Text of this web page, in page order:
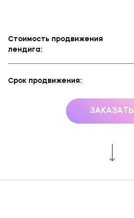
Техническая поддержка сайта
Копирайтинг
О компании
Стоимость продвижения
лендига:
Срок продвижения:
ЗАКАЗАТЬ